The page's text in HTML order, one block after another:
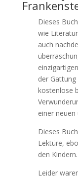
Dieses
wie
auch
der Gattung
kostenlose
einer
Dieses
Lektüre,
den Kindern.
Leider